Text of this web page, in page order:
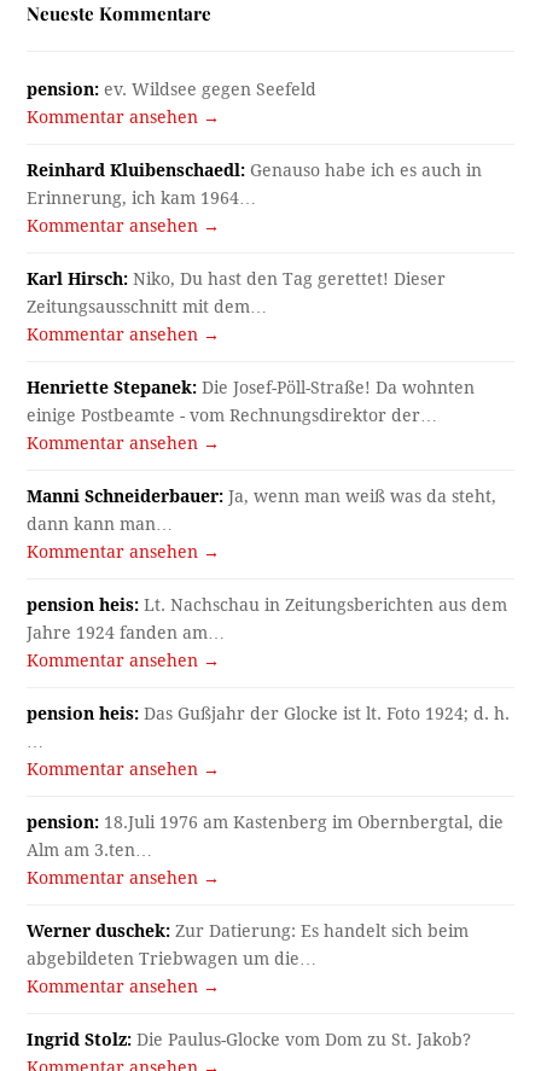
Neueste Kommentare
pension: ev. Wildsee gegen Seefeld
Kommentar ansehen →
Reinhard Kluibenschaedl: Genauso habe ich es auch in
Erinnerung, ich kam 1964…
Kommentar ansehen →
Karl Hirsch: Niko, Du hast den Tag gerettet! Dieser
Zeitungsausschnitt mit dem…
Kommentar ansehen →
Henriette Stepanek: Die Josef-Pöll-Straße! Da wohnten
einige Postbeamte - vom Rechnungsdirektor der…
Kommentar ansehen →
Manni Schneiderbauer: Ja, wenn man weiß was da steht,
dann kann man…
Kommentar ansehen →
pension heis: Lt. Nachschau in Zeitungsberichten aus dem
Jahre 1924 fanden am…
Kommentar ansehen →
pension heis: Das Gußjahr der Glocke ist lt. Foto 1924; d. h.
…
Kommentar ansehen →
pension: 18.Juli 1976 am Kastenberg im Obernbergtal, die
Alm am 3.ten…
Kommentar ansehen →
Werner duschek: Zur Datierung: Es handelt sich beim
abgebildeten Triebwagen um die…
Kommentar ansehen →
Ingrid Stolz: Die Paulus-Glocke vom Dom zu St. Jakob?